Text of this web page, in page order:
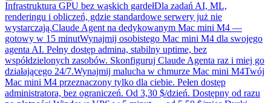
Infrastruktura GPU bez wąskich gardełDla zadań AI, ML,
renderingu i obliczeń, gdzie standardowe serwery już nie
wystarczają.Claude Agent na dedykowanym Mac mini M4 —
gotowy w 15 minutWynajmij osobistego Mac mini M4 dla swojego
agenta AI. Pełny dostęp admina, stabilny uptime, bez
współdzielonych zasobów. Skonfiguruj Claude Agenta raz i miej go
działającego 24/7.Wynajmij malucha w chmurze Mac mini M4Twój
Mac mini M4 przeznaczony tylko dla ciebie. Pełen dostęp
administratora, bez ograniczeń. Od 3,30 $/dzień. Dostępny od razu